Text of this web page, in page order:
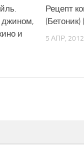
джином,
и
Рецепт
(Бетоник)
5 АПР, 2012